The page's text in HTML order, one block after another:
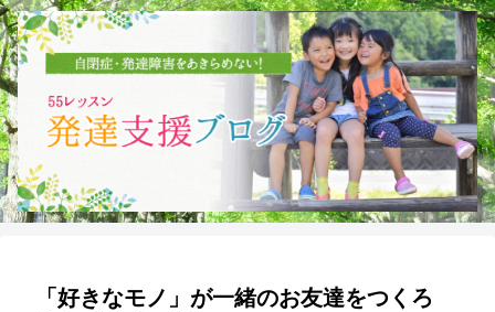
「好きなモノ」が一緒のお友達をつくろ